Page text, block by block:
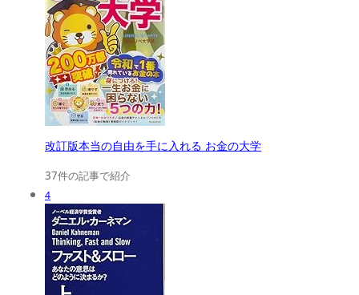
改訂版本当の自由を手に入れる お金の大学
37件の記事で紹介
4